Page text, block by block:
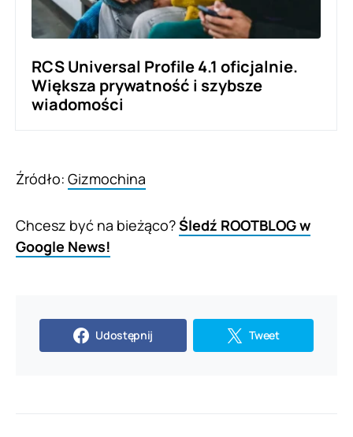
RCS Universal Profile 4.1 oficjalnie.
Większa prywatność i szybsze
wiadomości
Źródło: Gizmochina
Chcesz być na bieżąco?Śledź ROOTBLOG w
Google News!
Udostępnij Tweet